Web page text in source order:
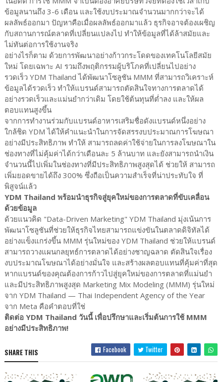
ข้อมูลนานถึง 3-6 เดือน และใช้งบประมาณจำนวนมากกว่าจะได้
ผลลัพธ์ออกมา ปัญหาคือเมื่อผลลัพธ์ออกมาแล้ว ธุรกิจอาจต้องเผชิญ
กับสถานการณ์ตลาดที่เปลี่ยนแปลงไป ทำให้ข้อมูลที่ได้ล้าสมัยและ
ไม่ทันต่อการใช้งานจริง
อย่างไรก็ตาม ด้วยการพัฒนาอย่างก้าวกระโดดของเทคโนโลยีสมัย
ใหม่ โดยเฉพาะ AI รวมถึงพฤติกรรมผู้บริโภคที่เปลี่ยนไปอย่าง
รวดเร็ว YDM Thailand ได้พัฒนาโซลูชัน MMM ที่สามารถวิเคราะห์
ข้อมูลได้รวดเร็ว ทำให้แบรนด์สามารถตัดสินใจทางการตลาดได้
อย่างรวดเร็วและแม่นยำกว่าเดิม โดยใช้ต้นทุนที่ต่ำลง และให้ผล
ตอบแทนสูงขึ้น
จากการทำงานร่วมกับแบรนด์อาหารเสริมชื่อดังแบรนด์หนึ่งอย่าง
ใกล้ชิด YDM ได้ให้คำแนะนำในการจัดสรรงบประมาณการโฆษณา
อย่างมีประสิทธิภาพ ทำให้ สามารถลดค่าใช้จ่ายในการลงโฆษณาใน
ช่องทางที่ไม่คุ้มค่าได้กว่าเดือนละ 5 ล้านบาท และยังสามารถนำเงิน
จำนวนนี้ไปเพิ่มในช่องทางที่มีประสิทธิภาพสูงสุดได้ ช่วยให้ สามารถ
เพิ่มยอดขายได้ถึง 300% ซึ่งถือเป็นความสำเร็จที่น่าประทับใจ ที่
พิสูจน์แล้ว
YDM Thailand พร้อมนำธุรกิจสู่ยุคใหม่ของการตลาดที่ขับเคลื่อน
ด้วยข้อมูล
ด้วยแนวคิด "Data-Driven Marketing" YDM Thailand มุ่งเน้นการ
พัฒนาโซลูชันที่ช่วยให้ธุรกิจไทยสามารถแข่งขันในตลาดดิจิทัลได้
อย่างแข็งแกร่งขึ้น MMM รุ่นใหม่ของ YDM Thailand ช่วยให้แบรนด์
สามารถวางแผนกลยุทธ์การตลาดได้อย่างชาญฉลาด ตัดสินใจเรื่อง
งบประมาณโฆษณาได้อย่างมั่นใจ และสร้างผลตอบแทนที่คุ้มค่าที่สุด
หากแบรนด์ของคุณต้องการก้าวไปสู่ยุคใหม่ของการตลาดที่แม่นยำ
และมีประสิทธิภาพสูงสุด Marketing Mix Modeling (MMM) รุ่นใหม่
จาก YDM Thailand — Thai Independent Agency of the Year
จาก Meta คือคำตอบที่ใช่
ติดต่อ YDM Thailand วันนี้ เพื่อปรึกษาและเริ่มต้นการใช้ MMM
อย่างมีประสิทธิภาพ!
SHARE THIS Facebook Twitter